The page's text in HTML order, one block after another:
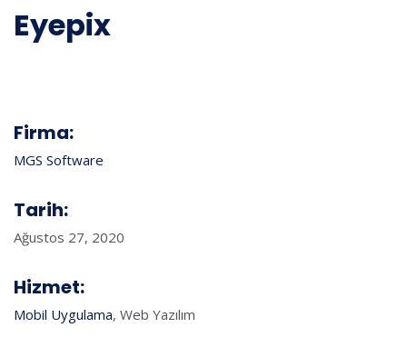
Eyepix
Firma:
MGS Software
Tarih:
Ağustos 27, 2020
Hizmet:
Mobil Uygulama, Web Yazılım